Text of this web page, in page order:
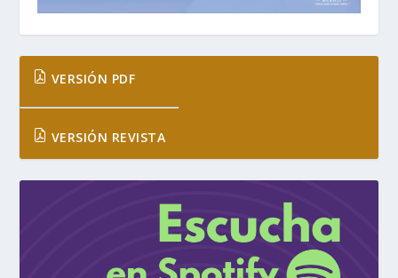
VERSIÓN PDF
VERSIÓN REVISTA